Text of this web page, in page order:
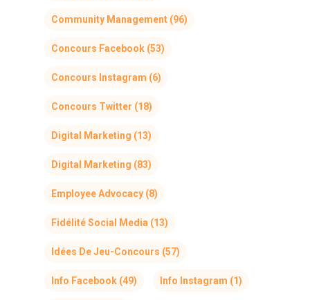
Community Management (96)
Concours Facebook (53)
Concours Instagram (6)
Concours Twitter (18)
Digital Marketing (13)
Digital Marketing (83)
Employee Advocacy (8)
Fidélité Social Media (13)
Idées De Jeu-Concours (57)
Info Facebook (49) Info Instagram (1)